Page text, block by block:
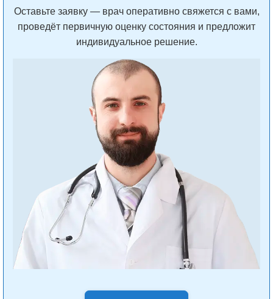
Оставьте заявку — врач оперативно свяжется с вами,
проведёт первичную оценку состояния и предложит
индивидуальное решение.